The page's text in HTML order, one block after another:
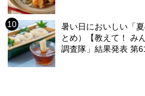
暑い日においしい「
とめ）【教えて！ み
調査隊」結果発表 第